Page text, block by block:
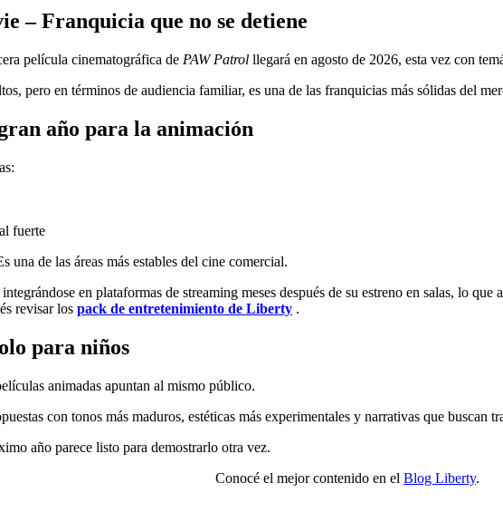
– Franquicia que no se detiene
película cinematográfica de PAW Patrol llegará en agosto de 2026, esta vez con
pero en términos de audiencia familiar, es una de las franquicias más sólidas del
año para la animación
fuerte
una de las áreas más estables del cine comercial.
en plataformas de streaming meses después de su estreno en salas, lo
revisar los pack de entretenimiento de Liberty .
para niños
animadas apuntan al mismo público.
con tonos más maduros, estéticas más experimentales y narrativas que buscan
año parece listo para demostrarlo otra vez.
Conocé el mejor contenido en el Blog Liberty.